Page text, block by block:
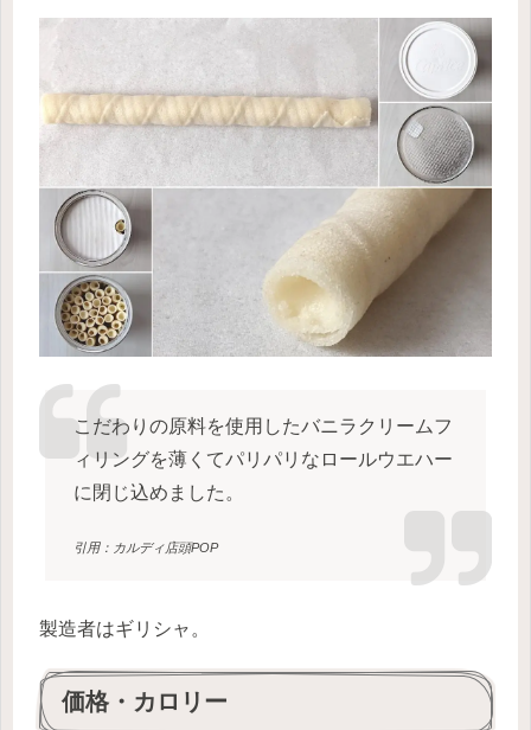
こだわりの原料を使用したバニラクリームフ
ィリングを薄くてパリパリなロールウエハー
に閉じ込めました。
引用：カルディ店頭POP
製造者はギリシャ。
価格・カロリー